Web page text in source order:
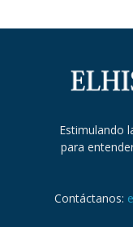
Estimulando
para
Contáctanos: